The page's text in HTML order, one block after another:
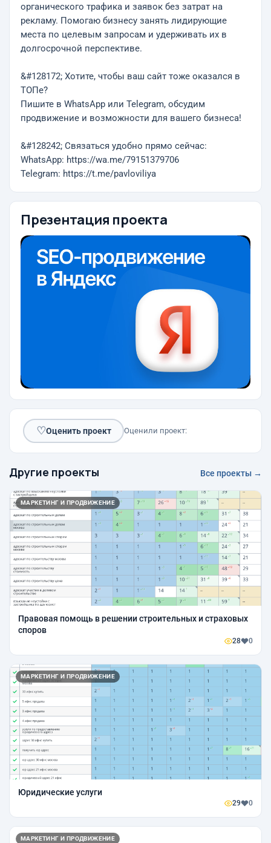
органического трафика и заявок без затрат на
рекламу. Помогаю бизнесу занять лидирующие
места по целевым запросам и удерживать их в
долгосрочной перспективе.
&#128172; Хотите, чтобы ваш сайт тоже оказался в
ТОПе?
Пишите в WhatsApp или Telegram, обсудим
продвижение и возможности для вашего бизнеса!
&#128242; Связаться удобно прямо сейчас:
WhatsApp: https://wa.me/79151379706
Telegram: https://t.me/pavloviliya
Презентация проекта
♡Оценить проект Оценили проект:
Другие проекты Все проекты →
МАРКЕТИНГ И ПРОДВИЖЕНИЕ
Правовая помощь в решении строительных и страховых
споров
28 0
МАРКЕТИНГ И ПРОДВИЖЕНИЕ
Юридические услуги
29 0
МАРКЕТИНГ И ПРОДВИЖЕНИЕ